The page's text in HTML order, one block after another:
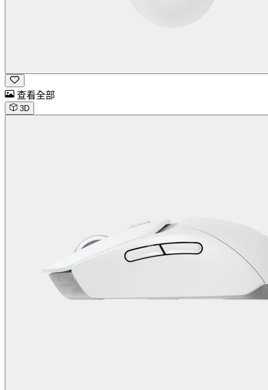
查看全部
3D